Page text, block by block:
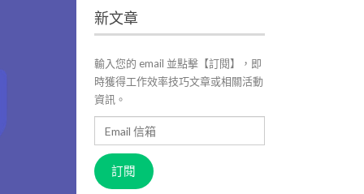
新文章
輸入您的 email 並點擊【訂閱】，即
時獲得工作效率技巧文章或相關活動
資訊。
信
箱
訂閱